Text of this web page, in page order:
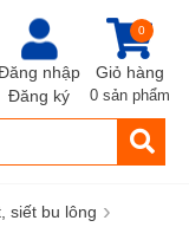
nhập
Đăng ký
Giỏ hàng
0
0 sản phẩm
siết bu lông ›